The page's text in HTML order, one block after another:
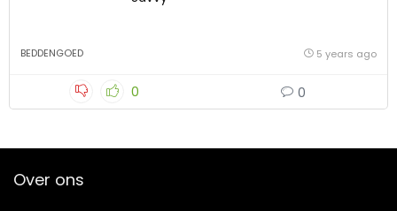
BEDDENGOED 5 years ago
0 0
Over ons